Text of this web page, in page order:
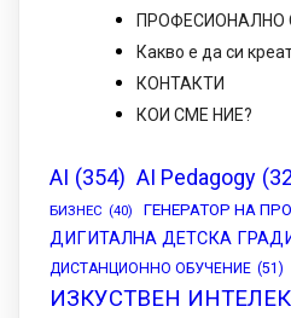
ПРОФЕСИОНАЛНО
Какво е да си
КОНТАКТИ
КОИ СМЕ НИЕ?
AI (354) AI Pedagogy
БИЗНЕС (40) ГЕНЕРАТОР НА
ДИГИТАЛНА ДЕТСКА
ДИСТАНЦИОННО ОБУЧЕНИЕ (51)
ИЗКУСТВЕН